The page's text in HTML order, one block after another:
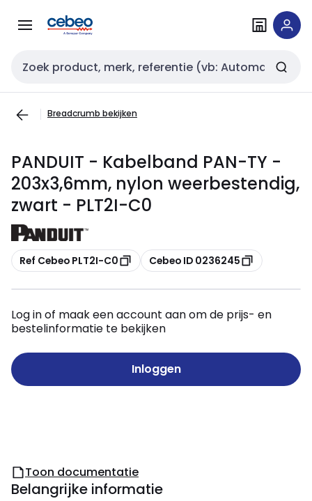
naar
naar
Zoekveld invoer
Breadcrumb bekijken
PANDUIT - Kabelband PAN-TY -
203x3,6mm, nylon weerbestendig,
zwart - PLT2I-C0
Kopiëren
Ref Cebeo PLT2I-C0 Kopiëren
Cebeo ID 0236245
Log in of maak een account aan om de prijs- en
bestelinformatie te bekijken
Inloggen
Toon documentatie
Belangrijke informatie